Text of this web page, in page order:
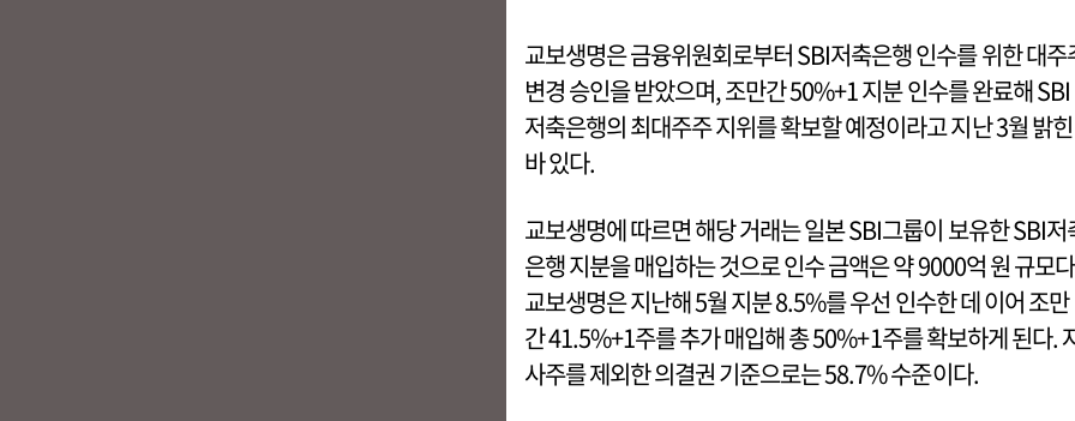
교보생명은 금융위원회로부터 SBI저축은행 인수를 위한 대주
변경 승인을 받았으며, 조만간 50%+1 지분 인수를 완료해 SBI
저축은행의 최대주주 지위를 확보할 예정이라고 지난 3월 밝힌
바 있다.
교보생명에 따르면 해당 거래는 일본 SBI그룹이 보유한 SBI저
은행 지분을 매입하는 것으로 인수 금액은 약 9000억 원 규모
교보생명은 지난해 5월 지분 8.5%를 우선 인수한 데 이어 조만
간 41.5%+1주를 추가 매입해 총 50%+1주를 확보하게 된다.
사주를 제외한 의결권 기준으로는 58.7% 수준이다.